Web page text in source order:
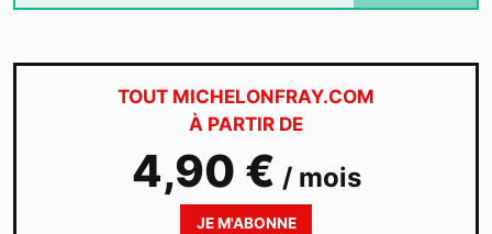
TOUT MICHELONFRAY.COM
À PARTIR DE
4,90 € / mois
JE M'ABONNE